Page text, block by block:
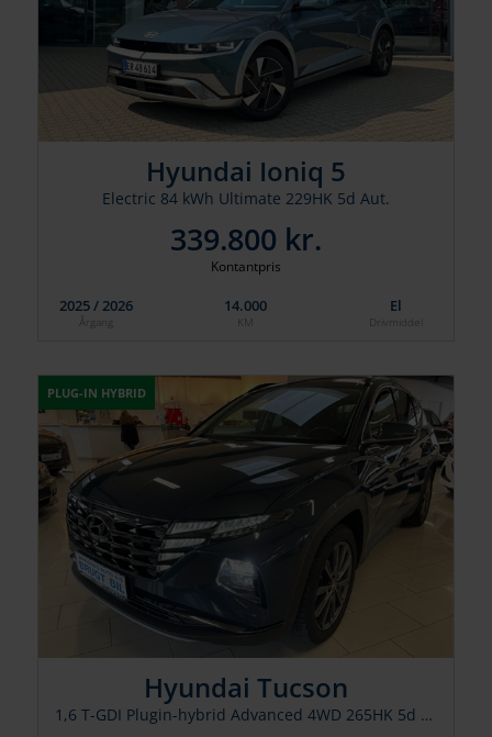
Hyundai Ioniq 5
Electric 84 kWh Ultimate 229HK 5d Aut.
339.800 kr.
Kontantpris
2025 / 2026
Årgang
14.000
KM
El
Drivmiddel
PLUG-IN HYBRID
Hyundai Tucson
1,6 T-GDI Plugin-hybrid Advanced 4WD 265HK 5d 6g Aut.